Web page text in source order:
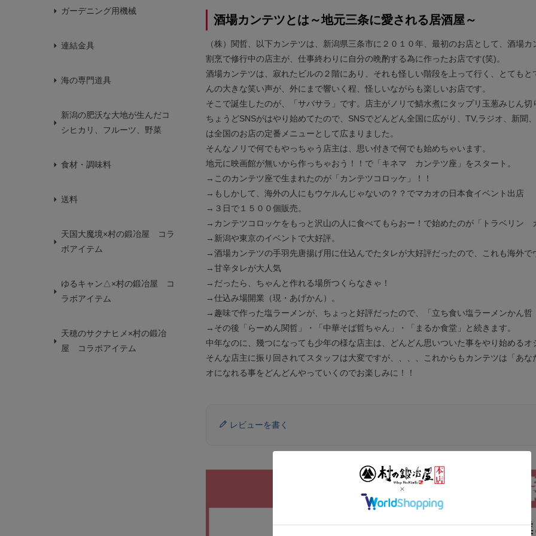
ガーデニング用機械
連結金具
海の専門道具
新潟の肥沃な大地が生んだコ
シヒカリ、フルーツ、野菜
食材・調味料
送料
天国大魔境×村の鍛冶屋 コラ
ボアイテム
ゆるキャン△×村の鍛冶屋 コ
ラボアイテム
天穂のサクナヒメ×村の鍛冶
屋 コラボアイテム
酒場カンテツとは～地元三条に愛される居酒屋～
（株）関哲、以下カンテツは、新潟県三条市に２０１０年、最初のお店として、酒場
割烹で修行中の店主が、仕事終わりに自分の晩酌する為に作ったお店です(笑)。
酒場カンテツは、寂れたビルの２階にあり、それも怪しい階段を上って行く、とても
んの大きな笑い声が、外にまで響いく程、怪しいながらも楽しいお店です。
そこで誕生したのが、「サバサラ」です。店主がノリで鯖水煮にタップリ玉葱みじん
ちょうどSNSがはやり始めてたので、SNSでどんどん全国に広がり、TV,ラジオ、新聞
は全国のお店の定番メニューとして広まりました。
そんなノリで何でもやっちゃう店主は、思い付きで何でも始めちゃいます。
地元に映画館が無いから作っちゃおう！！で「キネマ カンテツ座」をスタート。
→このカンテツ座で生まれたのが「カンテツコロッケ」！！
→もしかして、海外の人にもウケルんじゃないの？？でマカオの日本食イベント出店
→３日で１５００個販売。
→カンテツコロッケをもっと沢山の人に食べてもらおー！で始めたのが「トラベリン
→新潟や東京のイベントで大好評。
→酒場カンテツの手羽先唐揚げ用に仕込んでたタレが大好評だったので、これも海外
→甘辛タレが大人気
→だったら、ちゃんと作れる場所つくらなきゃ！
→仕込み場開業（現・あげかん）。
→趣味で作った塩ラーメンが、ちょっと好評だったので、「立ち食い塩ラーメンかん哲
→その後「らーめん関哲」・「中華そば哲ちゃん」・「まるか食堂」と続きます。
中年なのに、幾つになっても少年の様な店主は、どんどん思いついた事をやり始めるオ
そんな店主に振り回されてスタッフは大変ですが、、、、これからもカンテツは「あ
オになれる事をどんどんやっていくのでお楽しみに！！
レビューを書く